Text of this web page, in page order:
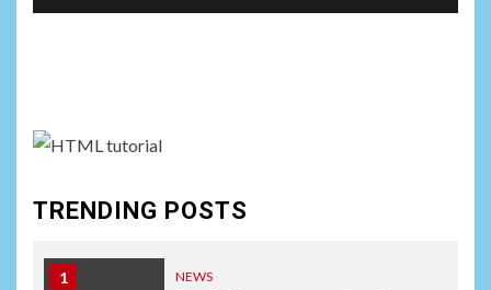
TRENDING POSTS
1 NEWS